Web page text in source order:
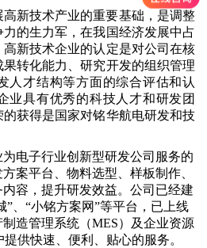
新技术产业的重要基础，是调整
的生力军，在我国经济发展中占
新技术企业的认定是对公司在核
转化能力、研究开发的组织管理
人才结构等方面的综合评估和认
业具有优秀的科技人才和研发团
的获得是国家对铭华航电研发和技
电子行业创新型研发公司服务的
案平台、物料选型、样板制作、
容，提升研发效益。公司已经建
”、“小铭方案网”等平台，已上线
造管理系统（MES）及企业资源
供快速、便利、贴心的服务。